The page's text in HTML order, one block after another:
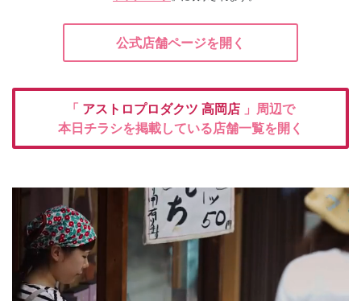
公式店舗ページを開く
「 アストロプロダクツ 高岡店 」周辺で
本日チラシを掲載している店舗一覧を開く